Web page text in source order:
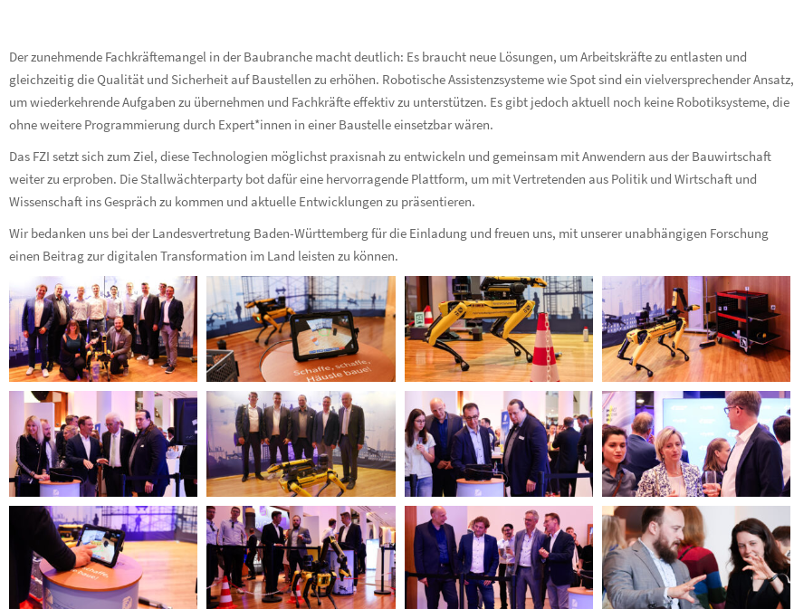
Der zunehmende Fachkräftemangel in der Baubranche macht deutlich: Es braucht neue Lösungen, um Arbeitskräfte zu entlasten und
gleichzeitig die Qualität und Sicherheit auf Baustellen zu erhöhen. Robotische Assistenzsysteme wie Spot sind ein vielversprechender Ansatz,
um wiederkehrende Aufgaben zu übernehmen und Fachkräfte effektiv zu unterstützen. Es gibt jedoch aktuell noch keine Robotiksysteme, die
ohne weitere Programmierung durch Expert*innen in einer Baustelle einsetzbar wären.
Das FZI setzt sich zum Ziel, diese Technologien möglichst praxisnah zu entwickeln und gemeinsam mit Anwendern aus der Bauwirtschaft
weiter zu erproben. Die Stallwächterparty bot dafür eine hervorragende Plattform, um mit Vertretenden aus Politik und Wirtschaft und
Wissenschaft ins Gespräch zu kommen und aktuelle Entwicklungen zu präsentieren.
Wir bedanken uns bei der Landesvertretung Baden-Württemberg für die Einladung und freuen uns, mit unserer unabhängigen Forschung
einen Beitrag zur digitalen Transformation im Land leisten zu können.